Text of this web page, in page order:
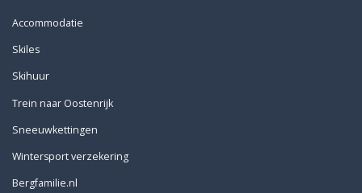
Accommodatie
Skiles
Skihuur
Trein naar Oostenrijk
Sneeuwkettingen
Wintersport verzekering
Bergfamilie.nl